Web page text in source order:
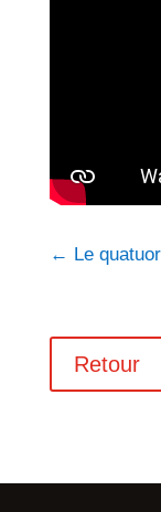
← Le
Retour